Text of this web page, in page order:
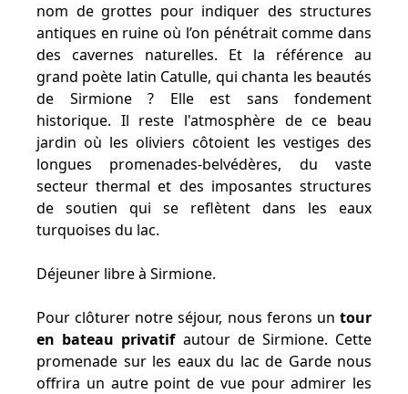
nom de grottes pour indiquer des structures
antiques en ruine où l’on pénétrait comme dans
des cavernes naturelles. Et la référence au
grand poète latin Catulle, qui chanta les beautés
de Sirmione ? Elle est sans fondement
historique. Il reste l'atmosphère de ce beau
jardin où les oliviers côtoient les vestiges des
longues promenades-belvédères, du vaste
secteur thermal et des imposantes structures
de soutien qui se reflètent dans les eaux
turquoises du lac.
Déjeuner libre à Sirmione.
Pour clôturer notre séjour, nous ferons un tour
en bateau privatifautour de Sirmione. Cette
promenade sur les eaux du lac de Garde nous
offrira un autre point de vue pour admirer les